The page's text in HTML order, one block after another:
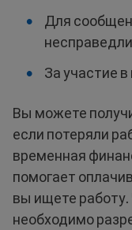
Для
За участие
Вы можете
если потеряли
временная
помогает
вы ищете работу.
необходимо